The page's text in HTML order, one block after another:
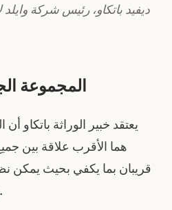
ديفيد باتكاو، رئيس شركة
المجموعة
يعتقد خبير الوراثة باتكاو
هما الأقرب علاقة بين
قريبان بما يكفي بحيث يمكن
إما دب قطبي أو دب بني.